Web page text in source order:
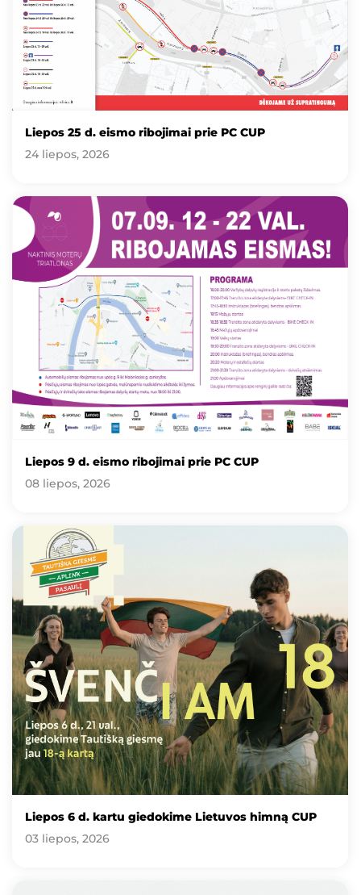
Liepos 25 d. eismo ribojimai prie PC CUP
24 liepos, 2026
Liepos 9 d. eismo ribojimai prie PC CUP
08 liepos, 2026
Liepos 6 d. kartu giedokime Lietuvos himną CUP
03 liepos, 2026